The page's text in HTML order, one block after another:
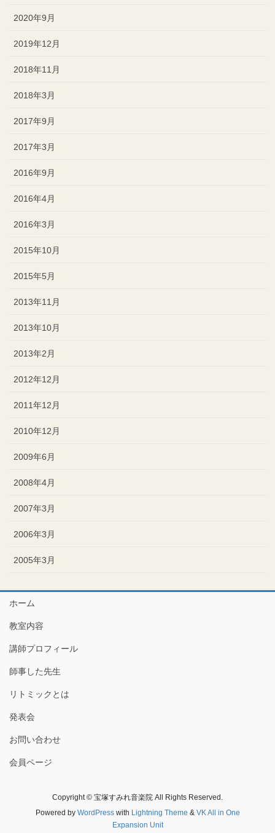
2020年9月
2019年12月
2018年11月
2018年3月
2017年9月
2017年3月
2016年9月
2016年4月
2016年3月
2015年10月
2015年5月
2013年11月
2013年10月
2013年2月
2012年12月
2011年12月
2010年12月
2009年6月
2008年4月
2007年3月
2006年3月
2005年3月
ホーム
教室内容
講師プロフィール
師事した先生
リトミックとは
発表会
お問い合わせ
会員ページ
Copyright © 宝塚すみれ音楽院 All Rights Reserved.
Powered by WordPresswith Lightning Theme & VK All in One
Expansion Unit